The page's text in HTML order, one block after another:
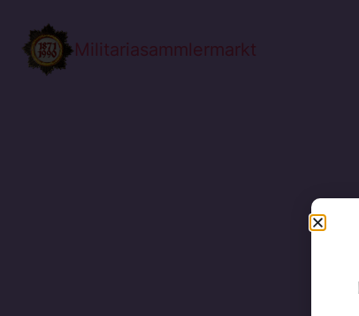
Militariasammlermarkt